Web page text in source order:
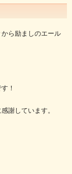
ら励ましのエール
！
謝しています。